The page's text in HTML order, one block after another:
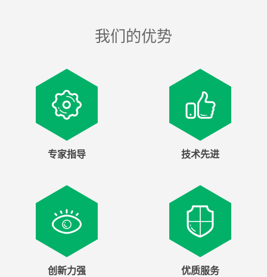
我们的优势
专家指导 技术先进
创新力强 优质服务